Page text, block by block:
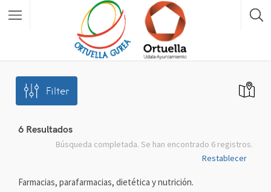
Filter
6 Resultados
Búsqueda completada. Se han encontrado 6 registros.
Restablecer
Farmacias, parafarmacias, dietética y nutrición.